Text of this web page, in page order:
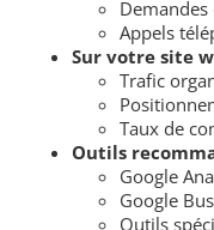
Demandes
Appels
Sur votre site
Trafic
Taux de
Outils
Google
Google
Outils